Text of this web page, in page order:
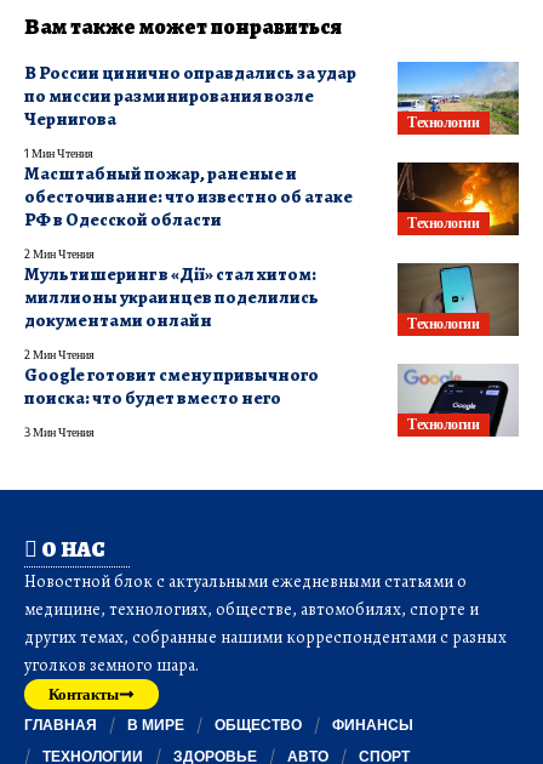
Вам также может понравиться
Технологии
В России цинично оправдались за удар
по миссии разминирования возле
Чернигова
1 Мин Чтения
Технологии
Масштабный пожар, раненые и
обесточивание: что известно об атаке
РФ в Одесской области
2 Мин Чтения
Технологии
Мультишеринг в «Дії» стал хитом:
миллионы украинцев поделились
документами онлайн
2 Мин Чтения
Технологии
Google готовит смену привычного
поиска: что будет вместо него
3 Мин Чтения
О НАС
Новостной блок с актуальными ежедневными статьями о
медицине, технологиях, обществе, автомобилях, спорте и
других темах, собранные нашими корреспондентами с разных
уголков земного шара.
Контакты
ГЛАВНАЯ В МИРЕ ОБЩЕСТВО
ФИНАНСЫ
ТЕХНОЛОГИИ
ЗДОРОВЬЕ АВТО СПОРТ